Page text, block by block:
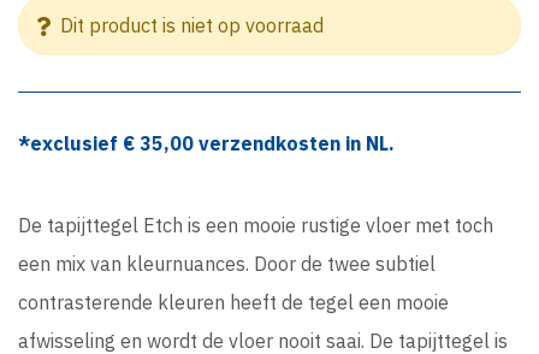
Dit product is niet op voorraad
*exclusief € 35,00 verzendkosten in NL.
De tapijttegel Etch is een mooie rustige vloer met toch
een mix van kleurnuances. Door de twee subtiel
contrasterende kleuren heeft de tegel een mooie
afwisseling en wordt de vloer nooit saai. De tapijttegel is